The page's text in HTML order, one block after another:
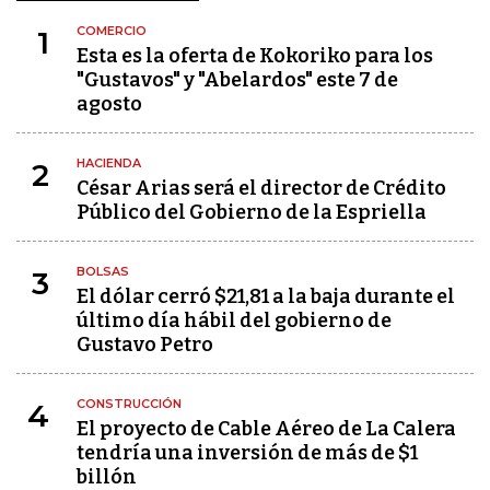
1 COMERCIO
Esta es la oferta de Kokoriko para los
"Gustavos" y "Abelardos" este 7 de
agosto
2 HACIENDA
César Arias será el director de Crédito
Público del Gobierno de la Espriella
3 BOLSAS
El dólar cerró $21,81 a la baja durante el
último día hábil del gobierno de
Gustavo Petro
4 CONSTRUCCIÓN
El proyecto de Cable Aéreo de La Calera
tendría una inversión de más de $1
billón